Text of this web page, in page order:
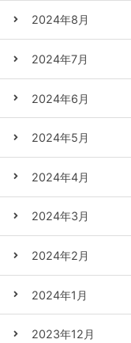
2024年8月
2024年7月
2024年6月
2024年5月
2024年4月
2024年3月
2024年2月
2024年1月
2023年12月